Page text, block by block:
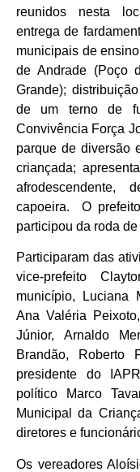
reunidos nesta
entrega de
municipais de
de Andrade (Poço
Grande);
de um terno de
Convivência Força
parque de diversão
criançada;
capoeira. O
participou da roda
Participaram das
vice-prefeito
município, Luciana
Ana Valéria
Júnior, Arnaldo
Brandão, Roberto
presidente do
político Marco
Municipal da
diretores e
Os vereadores